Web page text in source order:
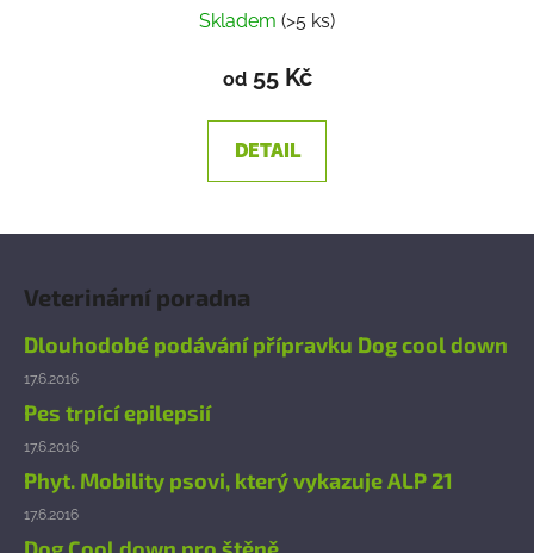
Skladem (>5 ks)
od55 Kč
DETAIL
Veterinární poradna
Dlouhodobé podávání přípravku Dog cool down
17.6.2016
Pes trpící epilepsií
17.6.2016
Phyt. Mobility psovi, který vykazuje ALP 21
17.6.2016